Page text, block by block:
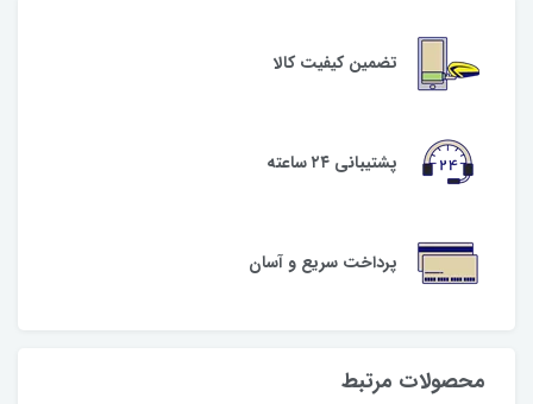
تضمین کیفیت کالا
پشتیبانی ۲۴ ساعته
پرداخت سریع و آسان
محصولات مرتبط